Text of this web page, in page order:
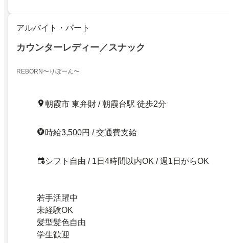
アルバイト・パート
カウンターレディー／スナック
REBORN〜りぼーん〜
朝霞市 東弁財 / 朝霞台駅 徒歩2分
時給3,500円 / 交通費支給
シフト自由 / 1日4時間以内OK / 週1日からOK
若手活躍中
未経験OK
髪型髪色自由
学生歓迎